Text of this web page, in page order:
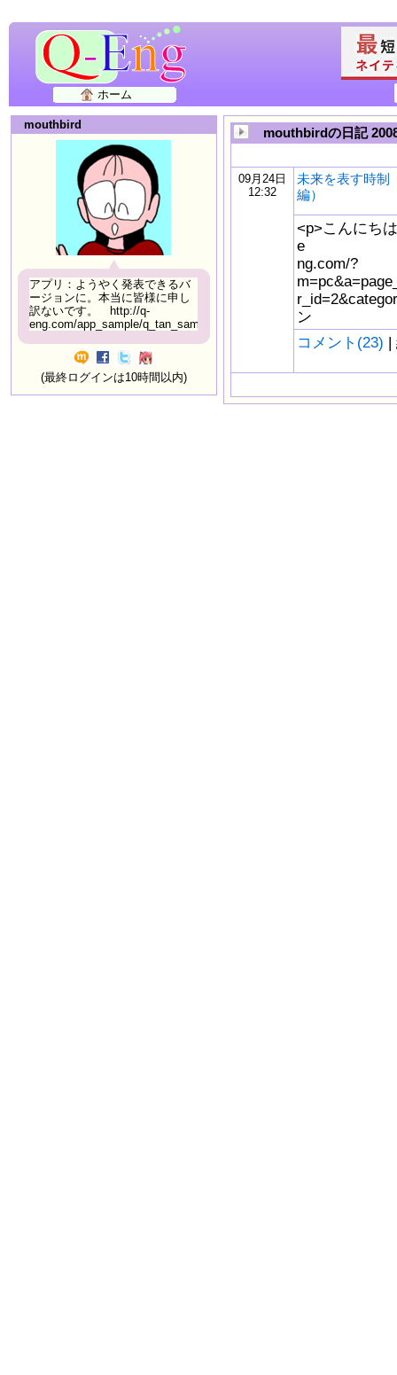
ホーム
mouthbird
アプリ：ようやく発表できるバ
ージョンに。本当に皆様に申し
訳ないです。 http://q-
eng.com/app_sample/q_tan_sample06.html
(最終ログインは10時間以内)
mouthbirdの日記
09月24日
12:32
未来を表す時制
編）
<p>こんにち
e
ng.com/?
ン
コメント(23) |